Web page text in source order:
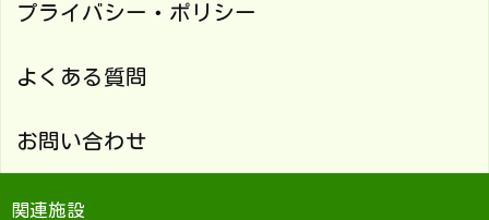
プライバシー・ポリシー
よくある質問
お問い合わせ
関連施設